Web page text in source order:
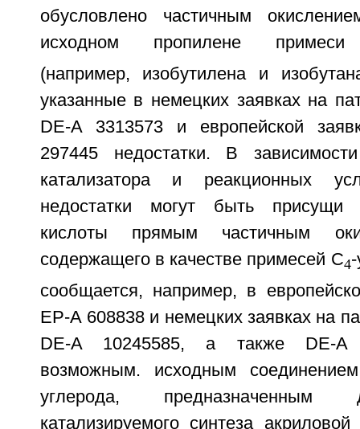
обусловлено частичным
исходном пропилене
(например, изобутилена и
указанные в немецких заявках на
DE-A 3313573 и европейской
297445 недостатки. В
катализатора и реакционных
недостатки могут быть присущи
кислоты прямым частичным
содержащего в качестве примесей С4
сообщается, например, в
ЕР-А 608838 и немецких заявках на
DE-A 10245585, а также DE-A
возможным. исходным
углерода, предназначенным
катализируемого синтеза